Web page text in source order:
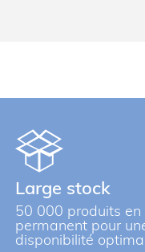
Large stock
50 000 produits en
permanent pour
disponibilité